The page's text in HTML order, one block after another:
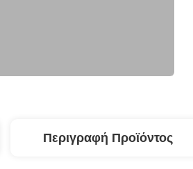
Περιγραφή Προϊόντος